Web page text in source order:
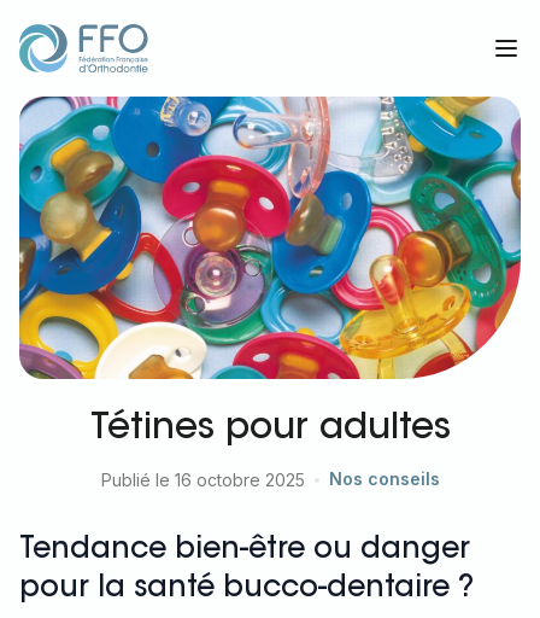
Orthodontie et vous
Tétines pour adultes
Publié le 16 octobre 2025 Nos conseils
Tendance bien-être ou danger
pour la santé bucco-dentaire ?